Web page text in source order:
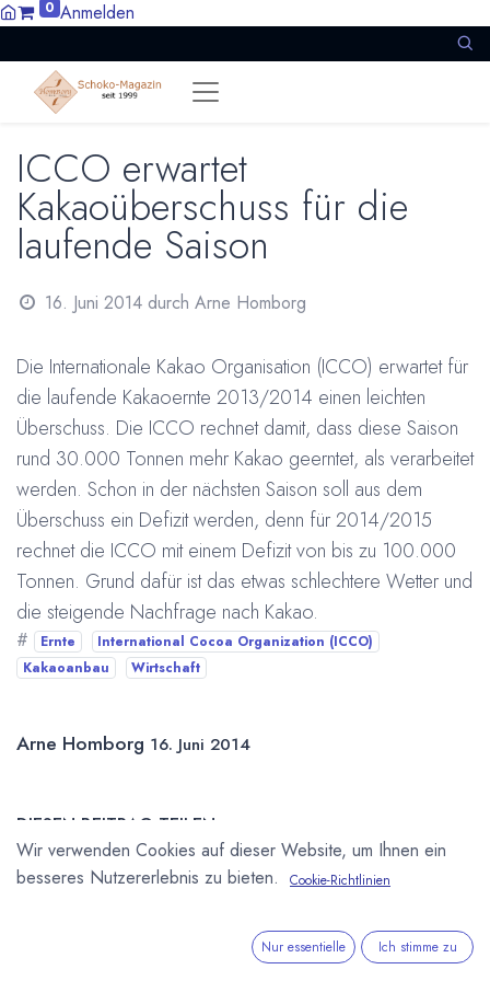
0 Anmelden
ICCO erwartet
Kakaoüberschuss für die
laufende Saison
16. Juni 2014 durch Arne Homborg
Die Internationale Kakao Organisation (ICCO) erwartet für
die laufende Kakaoernte 2013/2014 einen leichten
Überschuss. Die ICCO rechnet damit, dass diese Saison
rund 30.000 Tonnen mehr Kakao geerntet, als verarbeitet
werden. Schon in der nächsten Saison soll aus dem
Überschuss ein Defizit werden, denn für 2014/2015
rechnet die ICCO mit einem Defizit von bis zu 100.000
Tonnen. Grund dafür ist das etwas schlechtere Wetter und
die steigende Nachfrage nach Kakao.
# Ernte
International Cocoa Organization (ICCO)
Kakaoanbau
Wirtschaft
Arne Homborg 16. Juni 2014
DIESEN BEITRAG TEILEN
Wir verwenden Cookies auf dieser Website, um Ihnen ein
besseres Nutzererlebnis zu bieten.
Cookie-Richtlinien
Nur essentielle Ich stimme zu